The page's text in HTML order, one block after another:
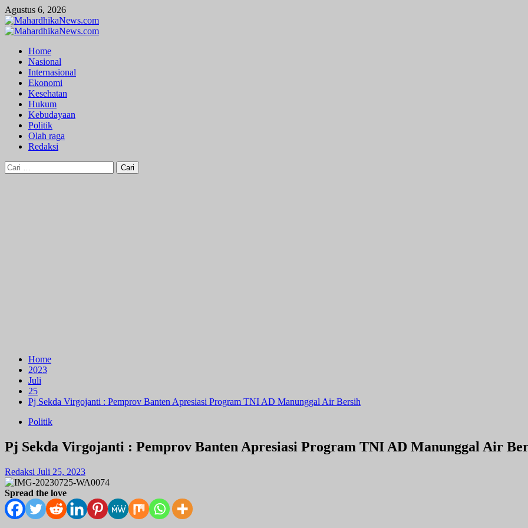
Skip
to
content
Agustus 6, 2026
Primary
Home
Nasional
Internasional
Ekonomi
Kesehatan
Hukum
Kebudayaan
Politik
Olah raga
Redaksi
Cari
untuk:
Home
2023
Juli
25
Pj Sekda Virgojanti : Pemprov Banten Apresiasi Program TNI AD Manunggal Air Bersih
Politik
Pj Sekda Virgojanti : Pemprov Banten Apresiasi Program TNI AD Manunggal Air
Redaksi Juli 25, 2023
Spread the love